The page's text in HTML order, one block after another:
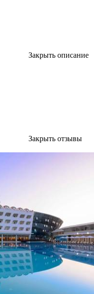
Закрыть описание
Закрыть отзывы